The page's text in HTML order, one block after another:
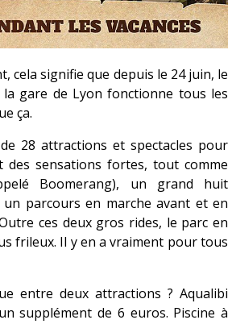
cela signifie que depuis le 24 juin, le
gare de Lyon fonctionne tous les
ça.
28 attractions et spectacles pour
sensations fortes, tout comme
Boomerang), un grand huit
parcours en marche avant et en
ces deux gros rides, le parc en
frileux. Il y en a vraiment pour tous
entre deux attractions ? Aqualibi
supplément de 6 euros. Piscine à